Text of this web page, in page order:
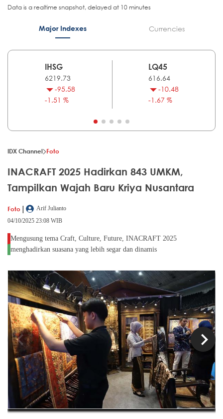
Data is a realtime snapshot, delayed at 10 minutes
Major Indexes Currencies
IHSG
6219.73
-95.58
-1.51 %
LQ45
616.64
-10.48
-1.67 %
IDX Channel Foto
INACRAFT 2025 Hadirkan 843 UMKM,
Tampilkan Wajah Baru Kriya Nusantara
Foto |
Arif Julianto
04/10/2025 23:08 WIB
Mengusung tema Craft, Culture, Future, INACRAFT 2025
menghadirkan suasana yang lebih segar dan dinamis
chevron_right
chevron_left